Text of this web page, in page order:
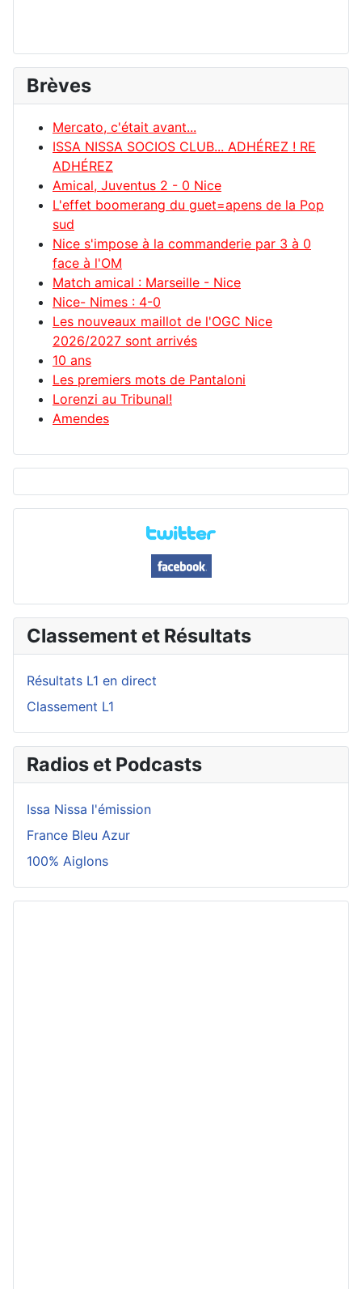
Brèves
Mercato, c'était avant...
ISSA NISSA SOCIOS CLUB... ADHÉREZ ! RE
ADHÉREZ
Amical, Juventus 2 - 0 Nice
L'effet boomerang du guet=apens de la Pop
sud
Nice s'impose à la commanderie par 3 à 0
face à l'OM
Match amical : Marseille - Nice
Nice- Nimes : 4-0
Les nouveaux maillot de l'OGC Nice
2026/2027 sont arrivés
10 ans
Les premiers mots de Pantaloni
Lorenzi au Tribunal!
Amendes
Classement et Résultats
Résultats L1 en direct
Classement L1
Radios et Podcasts
Issa Nissa l'émission
France Bleu Azur
100% Aiglons